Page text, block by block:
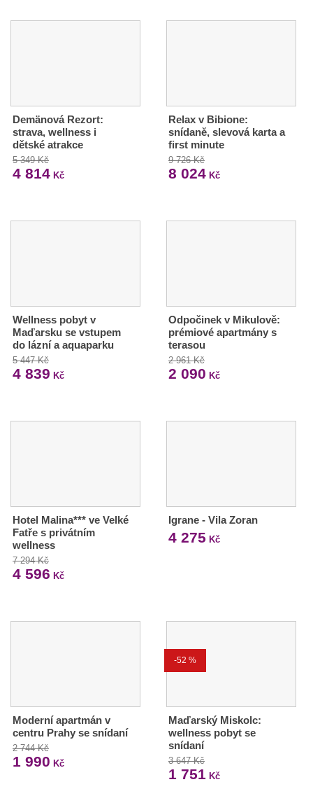
Demänová Rezort:
strava, wellness i
dětské atrakce
5 349 Kč
4 814 Kč
Relax v Bibione:
snídaně, slevová karta a
first minute
9 726 Kč
8 024Kč
Wellness pobyt v
Maďarsku se vstupem
do lázní a aquaparku
5 447 Kč
4 839 Kč
Odpočinek v Mikulově:
prémiové apartmány s
terasou
2 961 Kč
2 090 Kč
Hotel Malina*** ve Velké
Fatře s privátním
wellness
7 294 Kč
4 596 Kč
Igrane - Vila Zoran
4 275 Kč
Moderní apartmán v
centru Prahy se snídaní
2 744 Kč
1 990 Kč
-52 %
Maďarský Miskolc:
wellness pobyt se
snídaní
3 647 Kč
1 751 Kč